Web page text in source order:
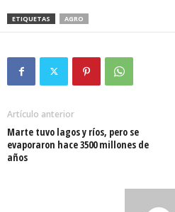
ETIQUETAS AGRO
Artículo anterior
Marte tuvo lagos y ríos, pero se
evaporaron hace 3500 millones de
años